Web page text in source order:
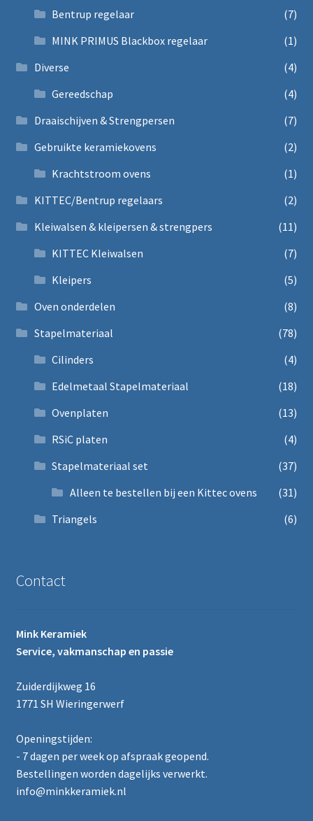
Bentrup regelaar
(7)
MINK PRIMUS Blackbox regelaar
(1)
Diverse
(4)
Gereedschap
(4)
Draaischijven & Strengpersen
(7)
Gebruikte keramiekovens
(2)
Krachtstroom ovens
(1)
KITTEC/Bentrup regelaars
(2)
Kleiwalsen & kleipersen & strengpers
(11)
KITTEC Kleiwalsen
(7)
Kleipers
(5)
Oven onderdelen
(8)
Stapelmateriaal
(78)
Cilinders
(4)
Edelmetaal Stapelmateriaal
(18)
Ovenplaten
(13)
RSiC platen
(4)
Stapelmateriaal set
(37)
Alleen te bestellen bij een Kittec ovens
(31)
Triangels
(6)
Contact
Mink Keramiek
Service, vakmanschap en passie
Zuiderdijkweg 16
1771 SH Wieringerwerf
Openingstijden:
- 7 dagen per week op afspraak geopend.
Bestellingen worden dagelijks verwerkt.
info@minkkeramiek.nl